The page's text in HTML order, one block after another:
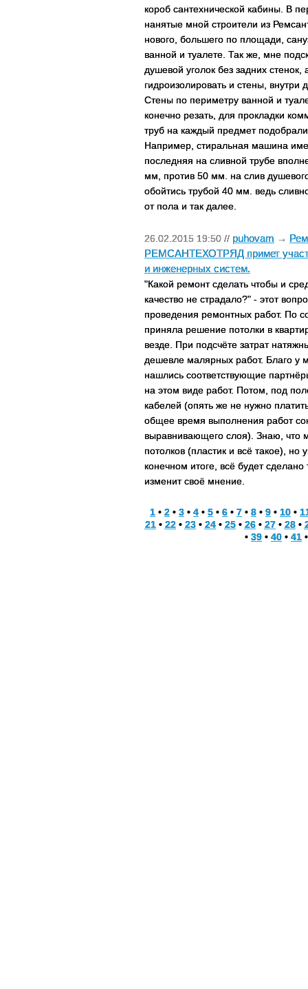
короб сантехнической кабины. В
нанятые мной строители из
нового, большего по площади,
ванной и туалете. Так же, мне
душевой уголок без задних
гидроизолировать и стены, внутри
Стены по периметру ванной и
конечно резать, для прокладки
труб на каждый предмет
Например, стиральная машина
последняя на сливной трубе
мм, против 50 мм. на слив
обойтись трубой 40 мм. ведь
от пола и так далее.
26.02.2015 19:50 // puhovam →
РЕМСАНТЕХОТРЯД примет
и инженерных систем.
"Какой ремонт сделать чтобы и
качество не страдало?" - этот
проведения ремонтных работ. По
приняла решение потолки в
везде. При подсчёте затрат
дешевле малярных работ. Благо у
нашлись соответствующие
на этом виде работ. Потом, под
кабелей (опять же не нужно
общее время выполнения работ
выравнивающего слоя). Знаю, что
потолков (пластик и всё такое),
конечном итоге, всё будет сделано
изменит своё мнение.
1 • 2 • 3 • 4 • 5 • 6 • 7 • 8 • 9 • 10 •
21• 22• 23• 24• 25• 26• 27• 28•
• 39 • 40 • 41